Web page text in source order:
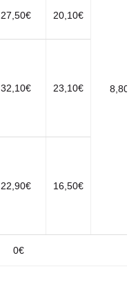
8,80€
27,50€ 20,10€
32,10€ 23,10€
22,90€ 16,50€
0€